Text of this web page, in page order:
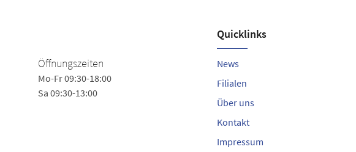
Öffnungszeiten
Mo-Fr 09:30-18:00
Sa 09:30-13:00
Schuhhaus Sjut
Kirchenstr. 17
Quicklinks
News
Filialen
Über uns
Kontakt
Impressum